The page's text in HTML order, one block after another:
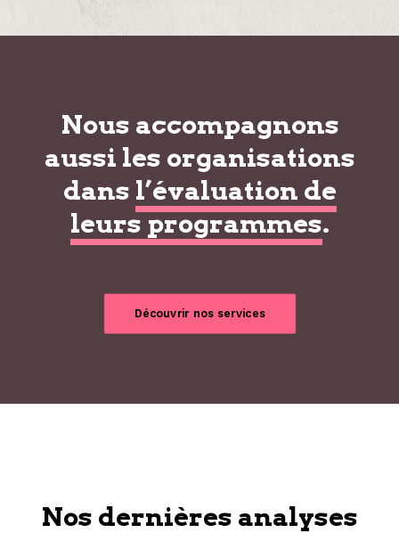
Nous accompagnons
aussi les organisations
dans l’évaluation de
leurs programmes.
Découvrir nos services
Nos dernières analyses